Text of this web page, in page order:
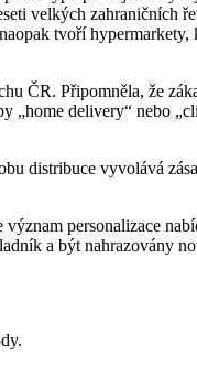
velkých zahraničních
tvoří hypermarkety,
ČR. Připomněla, že
„home delivery“ nebo
distribuce vyvolává
personalizace
a být nahrazovány